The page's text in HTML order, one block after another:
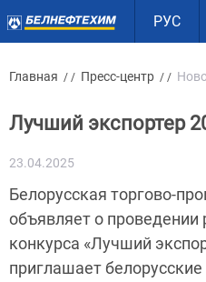
РУС
Главная / / Пресс-центр / /
Лучший экспортер
23.04.2025
Белорусская торгово-
объявляет о проведении
конкурса «Лучший
приглашает